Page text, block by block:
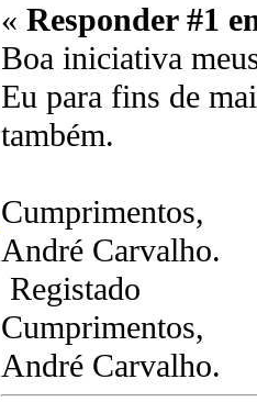
« Responder #1
Boa iniciativa
Eu para fins de
também.
Cumprimentos,
André Carvalho.
Registado
Cumprimentos,
André Carvalho.